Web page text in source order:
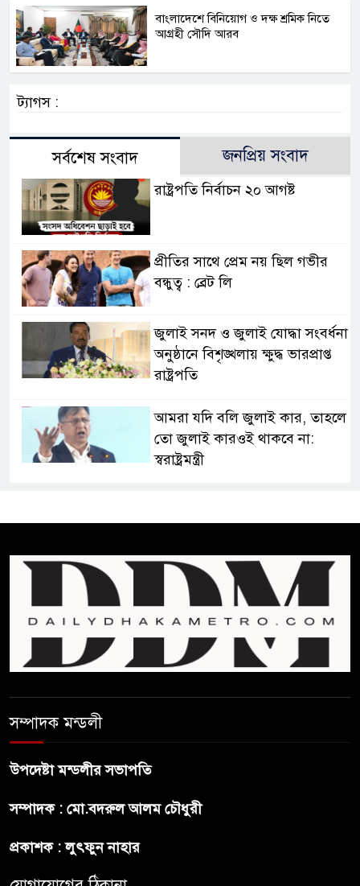
বাংলাদেশে বিনিয়োগ ও দক্ষ শ্রমিক নিতে
আগ্রহী সৌদি আরব
ট্যাগস :
সর্বশেষ সংবাদ জনপ্রিয় সংবাদ
রাষ্ট্রপতি নির্বাচন ২০ আগষ্ট
প্রীতির সাথে প্রেম নয় ছিল গভীর
বন্ধুত্ব : ব্রেট লি
জুলাই সনদ ও জুলাই যোদ্ধা সংবর্ধনা
অনুষ্ঠানে বিশৃঙ্খলায় ক্ষুদ্ধ ভারপ্রাপ্ত
রাষ্ট্রপতি
আমরা যদি বলি জুলাই কার, তাহলে
তো জুলাই কারওই থাকবে না:
স্বরাষ্ট্রমন্ত্রী
শেখ হাসিনার বক্তব্য প্রচার করলেই
ব্যবস্থা নিবে সরকার : প্রধানমন্ত্রীর
উপদেষ্টা
বাংলাদেশে বিনিয়োগ ও দক্ষ শ্রমিক
গ্যাসের দাম বাড়লো ৭০ টাকা, সন্ধ্যা
থেকে কার্যকর
সম্পাদক মন্ডলী
উপদেষ্টা মন্ডলীর সভাপতি
সম্পাদক : মো.বদরুল আলম চৌধুরী
প্রকাশক : লুৎফুন নাহার